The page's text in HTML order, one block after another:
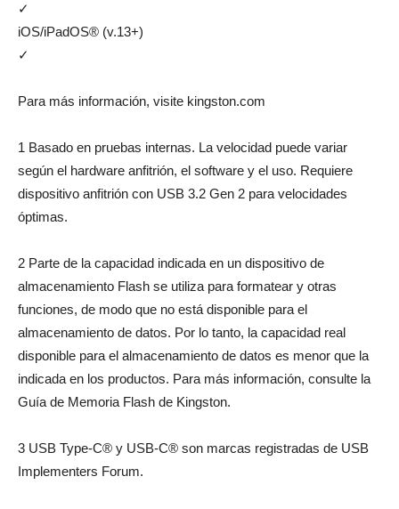
✓
iOS/iPadOS® (v.13+)
✓
Para más información, visite kingston.com
1 Basado en pruebas internas. La velocidad puede variar
según el hardware anfitrión, el software y el uso. Requiere
dispositivo anfitrión con USB 3.2 Gen 2 para velocidades
óptimas.
2 Parte de la capacidad indicada en un dispositivo de
almacenamiento Flash se utiliza para formatear y otras
funciones, de modo que no está disponible para el
almacenamiento de datos. Por lo tanto, la capacidad real
disponible para el almacenamiento de datos es menor que la
indicada en los productos. Para más información, consulte la
Guía de Memoria Flash de Kingston.
3 USB Type-C® y USB-C® son marcas registradas de USB
Implementers Forum.